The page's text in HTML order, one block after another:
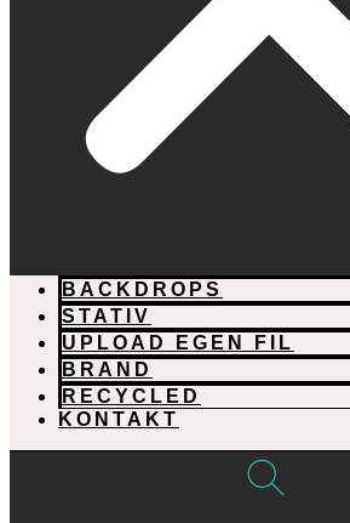
BACKDROPS
STATIV
UPLOAD EGEN FIL
BRAND
RECYCLED
KONTAKT